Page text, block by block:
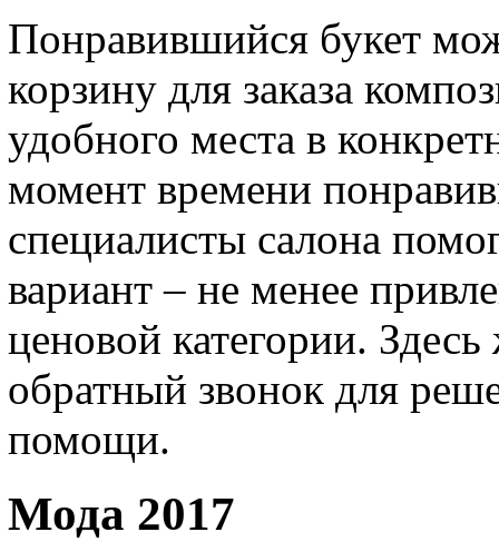
Понравившийся букет
корзину для заказа
удобного места в
момент времени
специалисты салона
вариант – не менее
ценовой категории.
обратный звонок для
помощи.
Мода 2017